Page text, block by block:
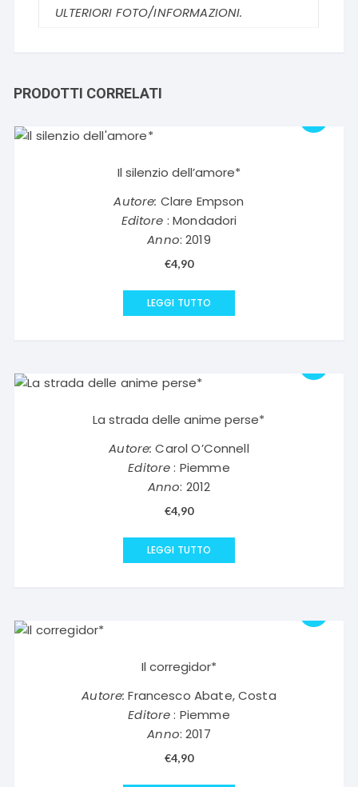
ULTERIORI FOTO/INFORMAZIONI.
PRODOTTI CORRELATI
Il silenzio dell’amore*
Autore: Clare Empson
Editore : Mondadori
Anno: 2019
€4,90
LEGGI TUTTO
La strada delle anime perse*
Autore: Carol O’Connell
Editore: Piemme
Anno: 2012
€4,90
LEGGI TUTTO
Il corregidor*
Autore: Francesco Abate, Costa
Editore: Piemme
Anno: 2017
€4,90